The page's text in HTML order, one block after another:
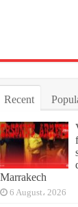
Recent
Marrakech
6 August، 2026